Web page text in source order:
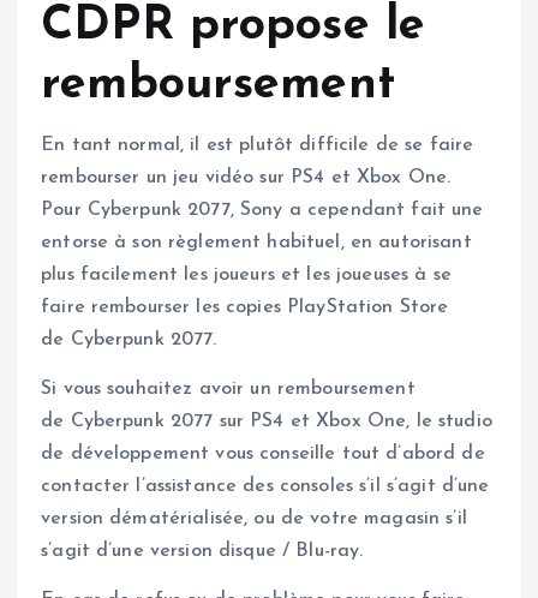
CDPR propose le
remboursement
En tant normal, il est plutôt difficile de se faire
rembourser un jeu vidéo sur PS4 et Xbox One.
Pour Cyberpunk 2077, Sony a cependant fait une
entorse à son règlement habituel, en autorisant
plus facilement les joueurs et les joueuses à se
faire rembourser les copies PlayStation Store
de Cyberpunk 2077.
Si vous souhaitez avoir un remboursement
de Cyberpunk 2077 sur PS4 et Xbox One, le studio
de développement vous conseille tout d’abord de
contacter l’assistance des consoles s’il s’agit d’une
version dématérialisée, ou de votre magasin s’il
s’agit d’une version disque / Blu-ray.